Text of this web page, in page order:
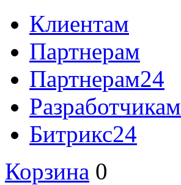
Клиентам
Партнерам
Партнерам24
Разработчикам
Битрикс24
Корзина 0